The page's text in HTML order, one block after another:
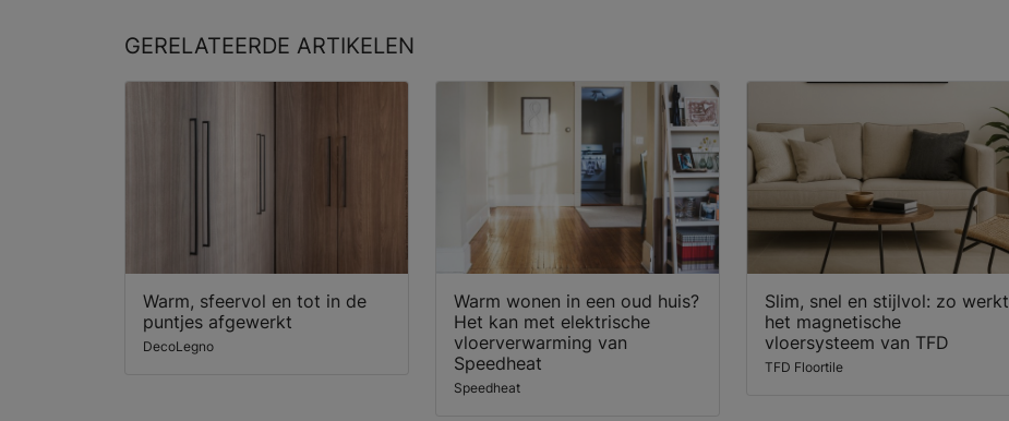
GERELATEERDE ARTIKELEN
Warm, sfeervol en tot in de
puntjes afgewerkt
DecoLegno
Warm wonen in een oud huis?
Het kan met elektrische
vloerverwarming van
Speedheat
Speedheat
Slim, snel en stijlvol: zo werkt
het magnetische
vloersysteem van TFD
TFD Floortile